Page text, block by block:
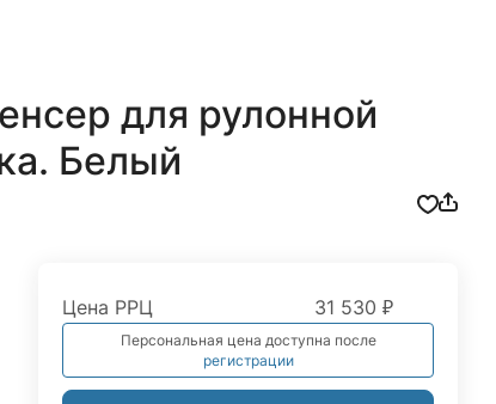
для рулонной
Белый
Цена РРЦ 31 530 ₽
Персональная цена доступна после
регистрации